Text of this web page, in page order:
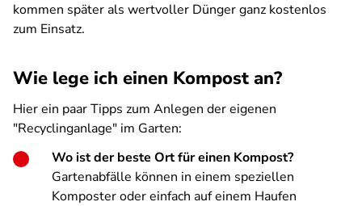
kommen später als wertvoller Dünger ganz kostenlos
zum Einsatz.
Wie lege ich einen Kompost an?
Hier ein paar Tipps zum Anlegen der eigenen
"Recyclinganlage" im Garten:
Wo ist der beste Ort für einen Kompost?
Gartenabfälle können in einem speziellen
Komposter oder einfach auf einem Haufen